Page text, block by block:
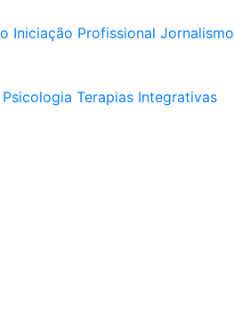
Iniciação Profissional Jornalismo
Psicologia Terapias Integrativas